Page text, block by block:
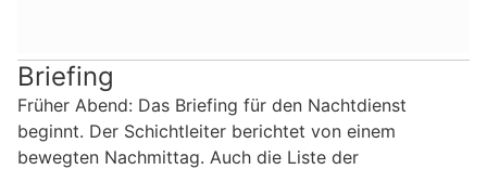
Briefing
Früher Abend: Das Briefing für den Nachtdienst
beginnt. Der Schichtleiter berichtet von einem
bewegten Nachmittag. Auch die Liste der